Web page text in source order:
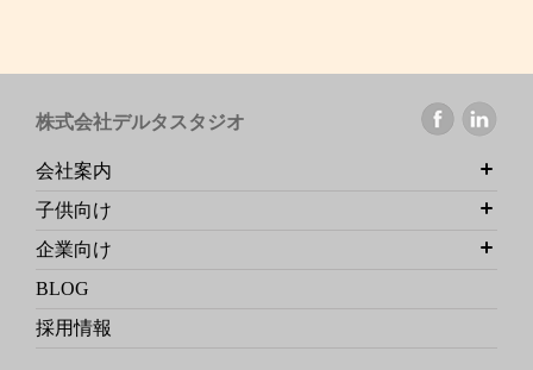
株式会社デルタスタジオ
会社案内
子供向け
企業向け
BLOG
採用情報